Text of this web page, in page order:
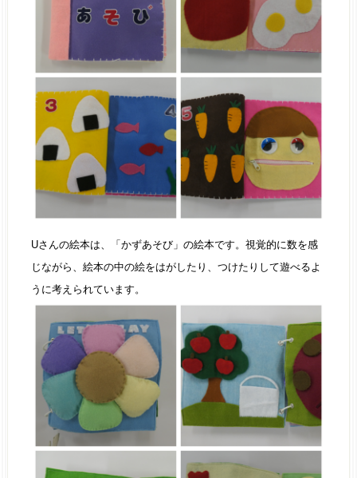
Uさんの絵本は、「かずあそび」の絵本です。視覚的に数を感
じながら、絵本の中の絵をはがしたり、つけたりして遊べるよ
うに考えられています。